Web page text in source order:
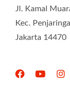
Jl. Kamal
Kec.
Jakarta 14470